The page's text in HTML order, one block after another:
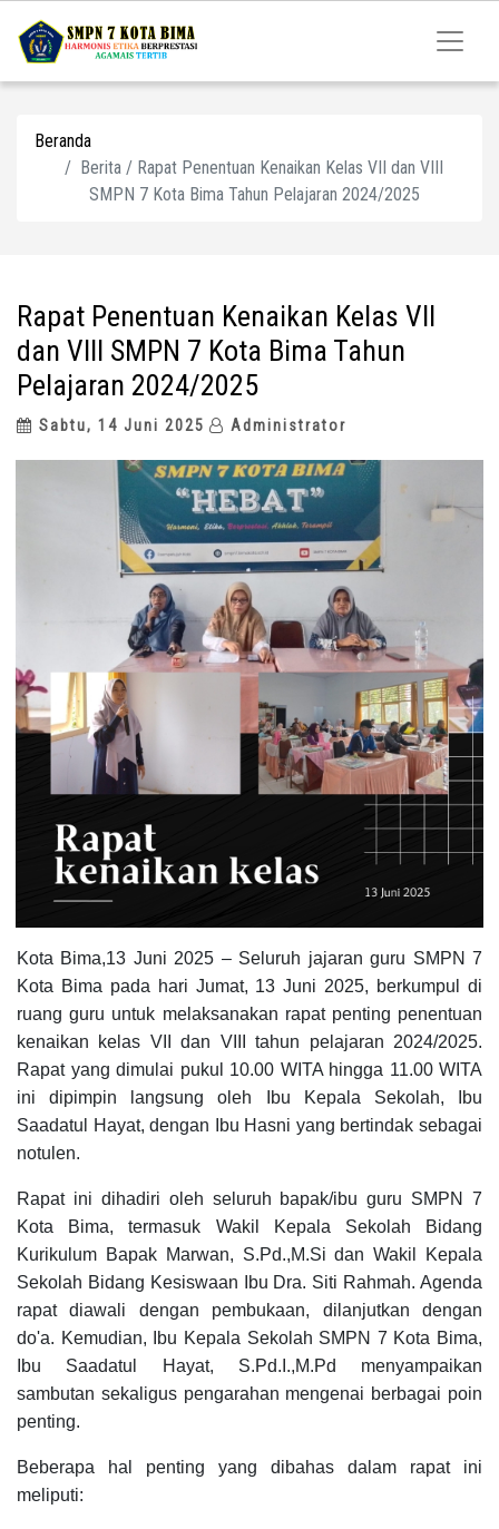
Beranda
Berita / Rapat Penentuan Kenaikan Kelas VII dan VIII
SMPN 7 Kota Bima Tahun Pelajaran 2024/2025
Rapat Penentuan Kenaikan Kelas VII
dan VIII SMPN 7 Kota Bima Tahun
Pelajaran 2024/2025
Sabtu, 14 Juni 2025 Administrator
Kota Bima,13 Juni 2025 – Seluruh jajaran guru SMPN 7
Kota Bima pada hari Jumat, 13 Juni 2025, berkumpul di
ruang guru untuk melaksanakan rapat penting penentuan
kenaikan kelas VII dan VIII tahun pelajaran 2024/2025.
Rapat yang dimulai pukul 10.00 WITA hingga 11.00 WITA
ini dipimpin langsung oleh Ibu Kepala Sekolah, Ibu
Saadatul Hayat, dengan Ibu Hasni yang bertindak sebagai
notulen.
Rapat ini dihadiri oleh seluruh bapak/ibu guru SMPN 7
Kota Bima, termasuk Wakil Kepala Sekolah Bidang
Kurikulum Bapak Marwan, S.Pd.,M.Si dan Wakil Kepala
Sekolah Bidang Kesiswaan Ibu Dra. Siti Rahmah. Agenda
rapat diawali dengan pembukaan, dilanjutkan dengan
do'a. Kemudian, Ibu Kepala Sekolah SMPN 7 Kota Bima,
Ibu Saadatul Hayat, S.Pd.I.,M.Pd menyampaikan
sambutan sekaligus pengarahan mengenai berbagai poin
penting.
Beberapa hal penting yang dibahas dalam rapat ini
meliputi: